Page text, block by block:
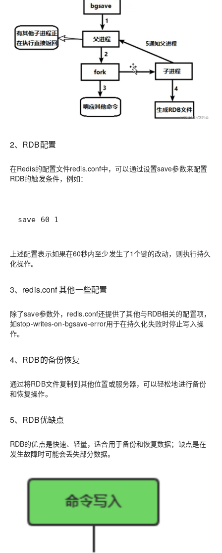
2、RDB配置
在Redis的配置文件redis.conf中，可以通过设置save参数来配置
RDB的触发条件，例如：
save 60 1
上述配置表示如果在60秒内至少发生了1个键的改动，则执行持久
化操作。
3、redis.conf 其他一些配置
除了save参数外，redis.conf还提供了其他与RDB相关的配置项，
如stop-writes-on-bgsave-error用于在持久化失败时停止写入操
作。
4、RDB的备份恢复
通过将RDB文件复制到其他位置或服务器，可以轻松地进行备份
和恢复操作。
5、RDB优缺点
RDB的优点是快速、轻量，适合用于备份和恢复数据；缺点是在
发生故障时可能会丢失部分数据。